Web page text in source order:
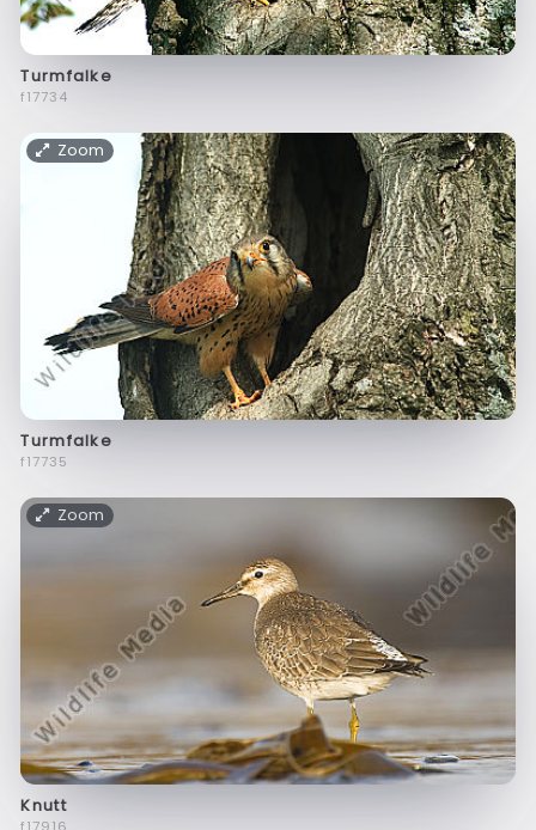
Turmfalke
f17734
Zoom
Turmfalke
f17735
Zoom
Knutt